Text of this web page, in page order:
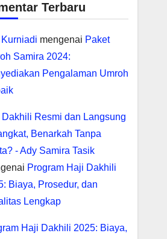
Terbaru
mengenai Paket
Samira 2024:
Pengalaman Umroh
Dakhili Resmi dan Langsung
Benarkah Tanpa
- Ady Samira Tasik
Program Haji Dakhili
Biaya, Prosedur, dan
Lengkap
Haji Dakhili 2025: Biaya,